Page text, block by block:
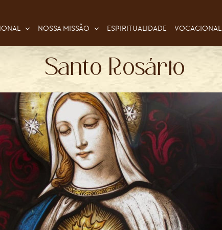
NOSSA MISSÃO ESPIRITUALIDADE VOCACIONAL
Santo Rosário